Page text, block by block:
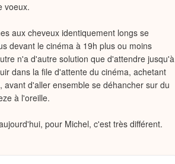
voeux.
aux cheveux identiquement longs se
devant le cinéma à 19h plus ou moins
n'a d'autre solution que d'attendre jusqu'à
dans la file d'attente du cinéma, achetant
d'aller ensemble se déhancher sur du
à l'oreille.
pour Michel, c'est très différent.